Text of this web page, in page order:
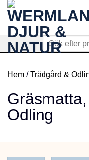
Skip
content
Hem /Trädgård &
Gräsmatta,
Odling